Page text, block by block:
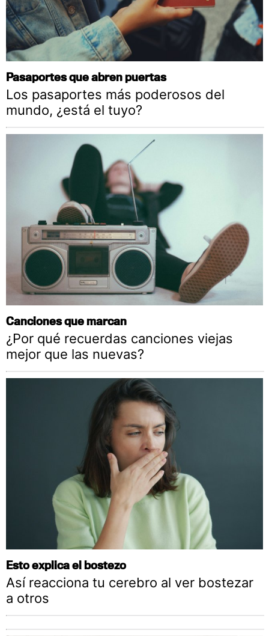
Pasaportes que abren puertas
Los pasaportes más poderosos del
mundo, ¿está el tuyo?
Canciones que marcan
¿Por qué recuerdas canciones viejas
mejor que las nuevas?
Esto explica el bostezo
Así reacciona tu cerebro al ver bostezar
a otros